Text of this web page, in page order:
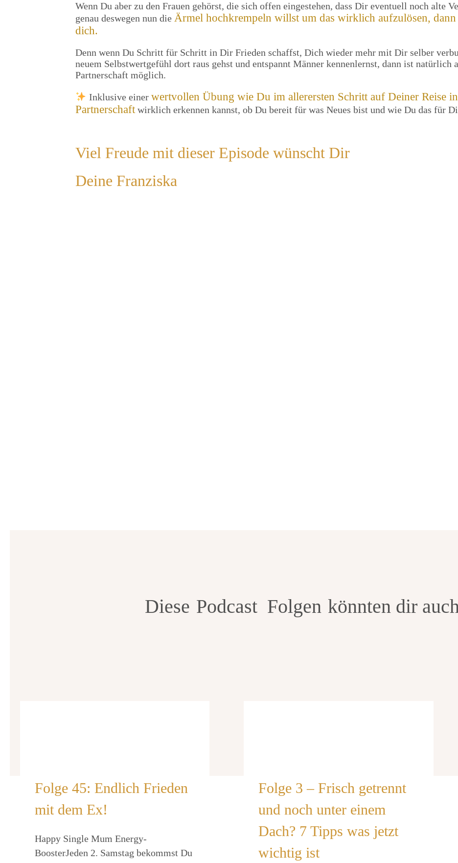
Wenn Du aber zu den Frauen gehörst, die sich offen eingestehen, dass Dir eventuell noch alte
genau deswegen nun die Ärmel hochkrempeln willst um das wirklich aufzulösen,
dich.
Denn wenn Du Schritt für Schritt in Dir Frieden schaffst, Dich wieder mehr mit Dir selber
neuem Selbstwertgefühl dort raus gehst und entspannt Männer kennenlernst, dann ist natürlich
Partnerschaft möglich.
Inklusive einer wertvollen Übung wie Du im allerersten Schritt auf Deiner Reise
Partnerschaft wirklich erkennen kannst, ob Du bereit für was Neues bist und wie Du das für
Viel Freude mit dieser Episode wünscht Dir
Deine Franziska
Diese Podcast Folgen könnten dir
Folge 45: Endlich Frieden
mit dem Ex!
Happy Single Mum Energy-
BoosterJeden 2. Samstag bekommst Du
Folge 3 – Frisch getrennt
und noch unter einem
Dach? 7 Tipps was jetzt
wichtig ist